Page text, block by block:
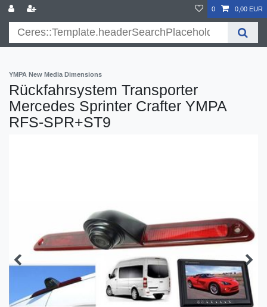
0 0,00 EUR
YMPA New Media Dimensions
Rückfahrsystem Transporter
Mercedes Sprinter Crafter YMPA
RFS-SPR+ST9